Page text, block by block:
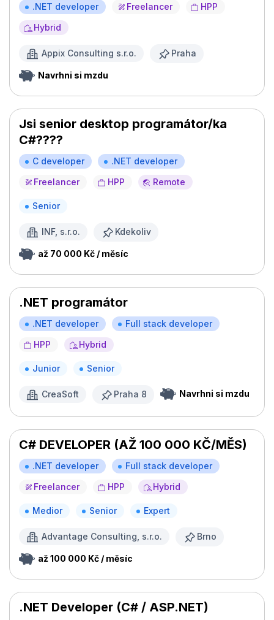
.NET developer Freelancer
HPP
Hybrid
Appix Consulting s.r.o. Praha
Navrhni si mzdu
Jsi senior desktop programátor/ka
C#????
C developer
.NET developer
Freelancer
HPP Remote
Senior
INF, s.r.o. Kdekoliv
až 70 000 Kč / měsíc
.NET programátor
.NET developer
Full stack developer
HPP
Hybrid
Junior Senior
CreaSoft Praha 8 Navrhni si mzdu
C# DEVELOPER (AŽ 100 000 KČ/MĚS)
.NET developer
Full stack developer
Freelancer
HPP Hybrid
Medior Senior Expert
Advantage Consulting, s.r.o. Brno
až 100 000 Kč / měsíc
.NET Developer (C# / ASP.NET)